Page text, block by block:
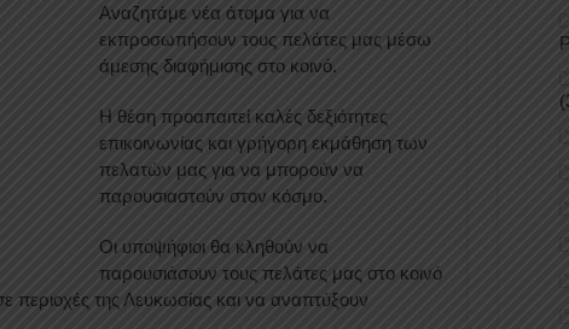
Αναζητάμε νέα άτομα για να
εκπροσωπήσουν τους πελάτες μας μέσω
άμεσης διαφήμισης στο κοινό.
Η θέση προαπαιτεί καλές δεξιότητες
επικοινωνίας και γρήγορη εκμάθηση των
πελατών μας για να μπορούν να
παρουσιαστούν στον κόσμο.
Οι υποψήφιοι θα κληθούν να
παρουσιάσουν τους πελάτες μας στο κοινό
περιοχές της Λευκωσίας και να αναπτύξουν